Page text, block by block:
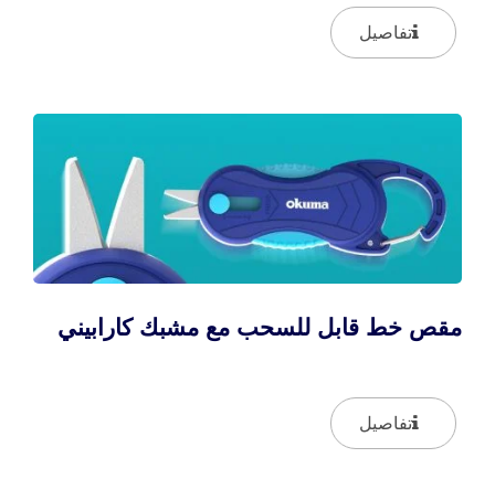
تفاصيل
مقص خط قابل للسحب مع مشبك كارابيني
تفاصيل